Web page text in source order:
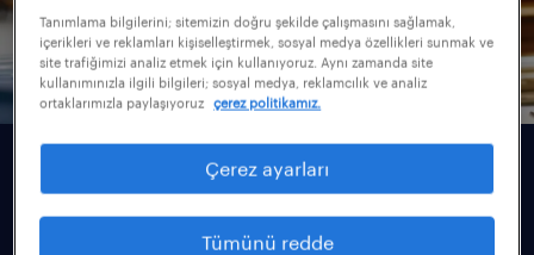
workmonitor 2026
büyük iş gücü adaptasyonu
Tanımlama bilgilerini; sitemizin doğru şekilde çalışmasını sağlamak,
içerikleri ve reklamları kişiselleştirmek, sosyal medya özellikleri sunmak ve
site trafiğimizi analiz etmek için kullanıyoruz. Aynı zamanda site
kullanımınızla ilgili bilgileri; sosyal medya, reklamcılık ve analiz
ortaklarımızla paylaşıyoruz
çerez politikamız.
Çerez ayarları
Tümünü redde